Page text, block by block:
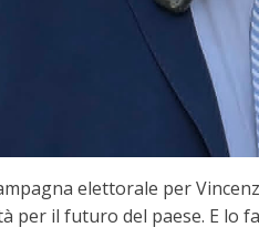
elettorale per
per il futuro del paese. E lo